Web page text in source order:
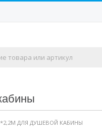
ДЛЯ ДУШЕВОЙ КАБИНЫ